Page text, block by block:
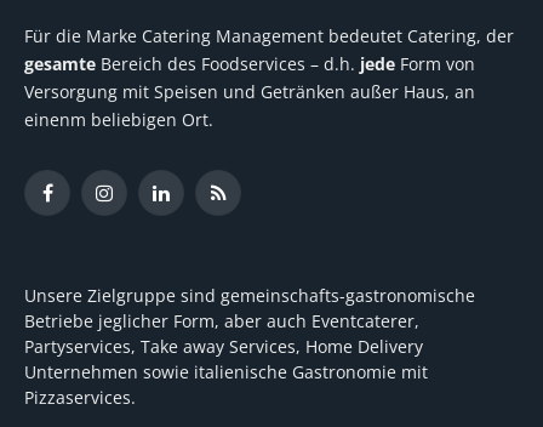
Für die Marke Catering Management bedeutet Catering, der
gesamte Bereich des Foodservices – d.h. jede Form von
Versorgung mit Speisen und Getränken außer Haus, an
einenm beliebigen Ort.
FacebookInstagramLinkedInRSS
Unsere Zielgruppe sind gemeinschafts-gastronomische
Betriebe jeglicher Form, aber auch Eventcaterer,
Partyservices, Take away Services, Home Delivery
Unternehmen sowie italienische Gastronomie mit
Pizzaservices.